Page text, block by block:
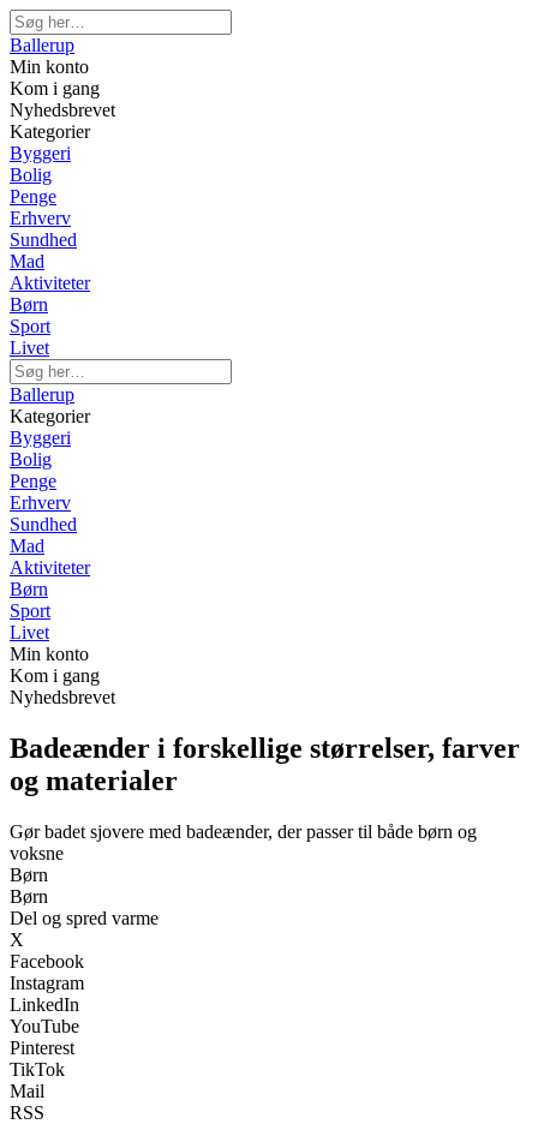
Ballerup
Min konto
Kom i gang
Nyhedsbrevet
Kategorier
Byggeri
Bolig
Penge
Erhverv
Sundhed
Mad
Aktiviteter
Børn
Sport
Livet
Ballerup
Kategorier
Byggeri
Bolig
Penge
Erhverv
Sundhed
Mad
Aktiviteter
Børn
Sport
Livet
Min konto
Kom i gang
Nyhedsbrevet
Badeænder i forskellige størrelser, farver
og materialer
Gør badet sjovere med badeænder, der passer til både børn og
voksne
Børn
Børn
Del og spred varme
X
Facebook
Instagram
LinkedIn
YouTube
Pinterest
TikTok
Mail
RSS